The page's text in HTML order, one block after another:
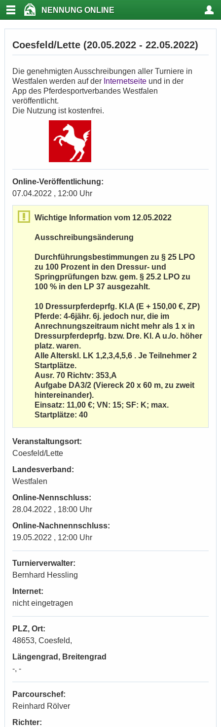
NENNUNG ONLINE
Coesfeld/Lette (20.05.2022 - 22.05.2022)
Die genehmigten Ausschreibungen aller Turniere in
Westfalen werden auf der Internetseite und in der
App des Pferdesportverbandes Westfalen
veröffentlicht.
Die Nutzung ist kostenfrei.
Online-Veröffentlichung:
07.04.2022 , 12:00 Uhr
Wichtige Information vom 12.05.2022
Ausschreibungsänderung
Durchführungsbestimmungen zu § 25 LPO
zu 100 Prozent in den Dressur- und
Springprüfungen bzw. gem. § 25.2 LPO zu
100 % in den LP 37 ausgezahlt.
10 Dressurpferdeprfg. Kl.A (E + 150,00 €, ZP)
Pferde: 4-6jähr. 6j. jedoch nur, die im
Anrechnungszeitraum nicht mehr als 1 x in
Dressurpferdeprfg. bzw. Dre. Kl. A u./o. höher
platz. waren.
Alle Alterskl. LK 1,2,3,4,5,6 . Je Teilnehmer 2
Startplätze.
Ausr. 70 Richtv: 353,A
Aufgabe DA3/2 (Viereck 20 x 60 m, zu zweit
hintereinander).
Einsatz: 11,00 €; VN: 15; SF: K; max.
Startplätze: 40
Veranstaltungsort:
Coesfeld/Lette
Landesverband:
Westfalen
Online-Nennschluss:
28.04.2022 , 18:00 Uhr
Online-Nachnennschluss:
19.05.2022 , 12:00 Uhr
Turnierverwalter:
Bernhard Hessling
Internet:
nicht eingetragen
PLZ, Ort:
48653, Coesfeld,
Längengrad, Breitengrad
-, -
Parcourschef:
Reinhard Rölver
Richter: